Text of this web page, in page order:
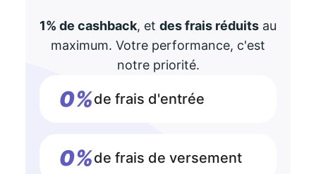
1% de cashback, et des frais réduits au
maximum. Votre performance, c'est
notre priorité.
0%de frais d'entrée
0%de frais de versement